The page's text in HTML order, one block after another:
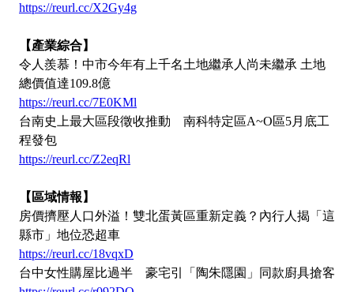
https://reurl.cc/X2Gy4g
【產業綜合】
令人羨慕！中市今年有上千名土地繼承人尚未繼承 土地
總價值達109.8億
https://reurl.cc/7E0KMl
台南史上最大區段徵收推動 南科特定區A~O區5月底工
程發包
https://reurl.cc/Z2eqRl
【區域情報】
房價擠壓人口外溢！雙北蛋黃區重新定義？內行人揭「這
縣市」地位恐超車
https://reurl.cc/18vqxD
台中女性購屋比過半 豪宅引「陶朱隱園」同款廚具搶客